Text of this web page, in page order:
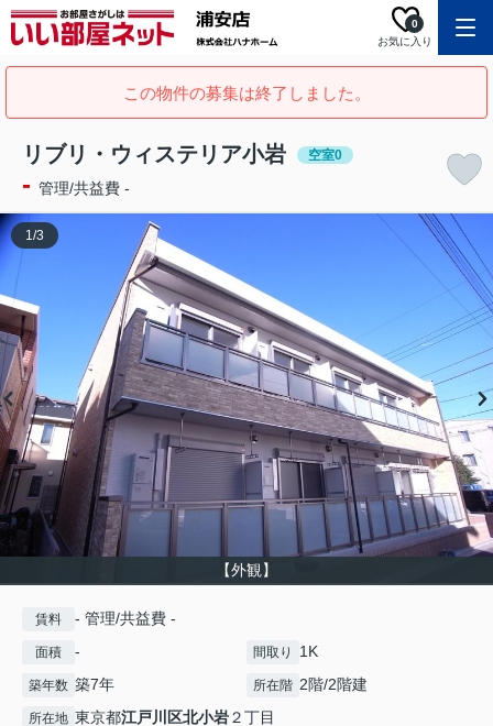
お気に入り
0
この物件の募集は終了しました。
リブリ・ウィステリア小岩 空室0
- 管理/共益費 -
【外観】
1/3
賃料 - 管理/共益費 -
面積 - 間取り 1K
築年数 築7年 所在階 2階/2階建
所在地 東京都江戸川区北小岩２丁目